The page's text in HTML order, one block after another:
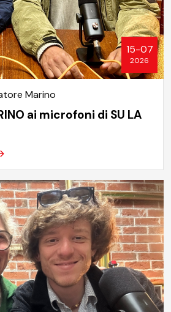
15-07
2026
Marino
ai microfoni di SU LA